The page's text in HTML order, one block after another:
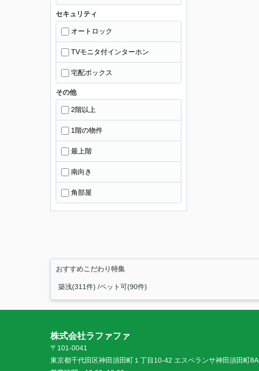
セキュリティ
オートロック
TVモニタ付インターホン
宅配ボックス
その他
2階以上
1階の物件
最上階
南向き
角部屋
おすすめこだわり特集
築浅(311件) ペット可(90件)
株式会社ラファファ
〒101-0041
東京都千代田区神田須田町１丁目10-42 エスペランサ神田須田町8A